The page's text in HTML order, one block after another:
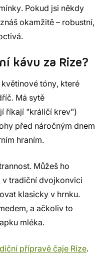
Pokud jsi někdy
okamžitě – robustní,
kávu za Rize?
květinové tóny, které
Má sytě
říkají "králičí krev")
před náročným dnem
hraním.
Můžeš ho
tradiční dvojkonvici
klasicky v hrnku.
a ačkoliv to
mléka.
přípravě čaje Rize.